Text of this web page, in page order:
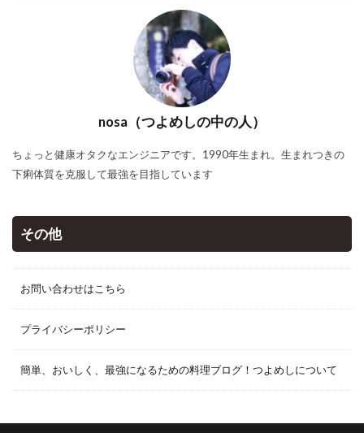
nosa（つよめしの中の人）
ちょっと健康オタクなエンジニアです。1990年生まれ。生まれつきの
下痢体質を克服して最強を目指しています
その他
お問い合わせはこちら
プライバシーポリシー
簡単、おいしく、最強になるための料理ブログ！つよめしについて